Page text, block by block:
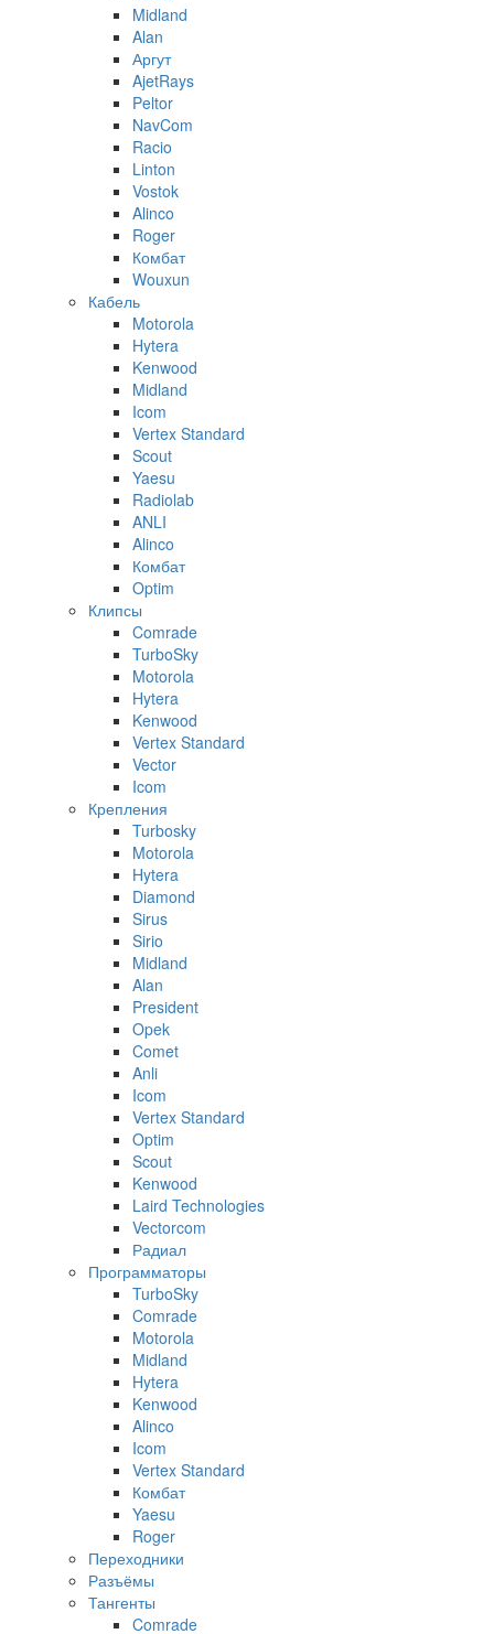
Midland
Alan
Аргут
AjetRays
Peltor
NavCom
Racio
Linton
Vostok
Alinco
Roger
Комбат
Wouxun
Кабель
Motorola
Hytera
Kenwood
Midland
Icom
Vertex Standard
Scout
Yaesu
Radiolab
ANLI
Alinco
Комбат
Optim
Клипсы
Comrade
TurboSky
Motorola
Hytera
Kenwood
Vertex Standard
Vector
Icom
Крепления
Turbosky
Motorola
Hytera
Diamond
Sirus
Sirio
Midland
Alan
President
Opek
Comet
Anli
Icom
Vertex Standard
Optim
Scout
Kenwood
Laird Technologies
Vectorcom
Радиал
Программаторы
TurboSky
Comrade
Motorola
Midland
Hytera
Kenwood
Alinco
Icom
Vertex Standard
Комбат
Yaesu
Roger
Переходники
Разъёмы
Тангенты
Comrade